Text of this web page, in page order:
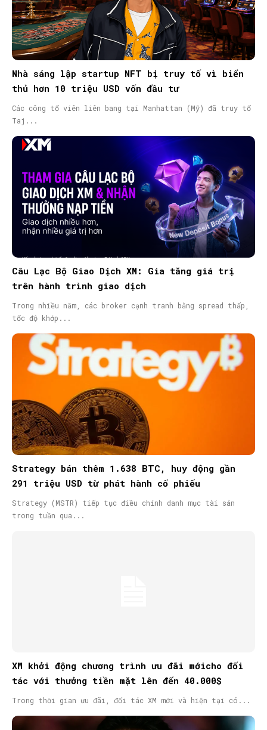
Nhà sáng lập startup NFT bị truy tố vì biển
thủ hơn 10 triệu USD vốn đầu tư
Các công tố viên liên bang tại Manhattan (Mỹ) đã truy tố
Taj...
Câu Lạc Bộ Giao Dịch XM: Gia tăng giá trị
trên hành trình giao dịch
Trong nhiều năm, các broker cạnh tranh bằng spread thấp,
tốc độ khớp...
Strategy bán thêm 1.638 BTC, huy động gần
291 triệu USD từ phát hành cổ phiếu
Strategy (MSTR) tiếp tục điều chỉnh danh mục tài sản
trong tuần qua...
XM khởi động chương trình ưu đãi mớicho đối
tác với thưởng tiền mặt lên đến 40.000$
Trong thời gian ưu đãi, đối tác XM mới và hiện tại có...